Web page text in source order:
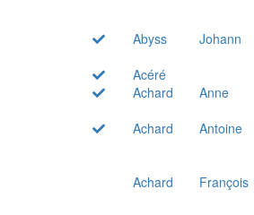
Abyss
Johann
Acéré
Achard
Anne
Achard
Antoine
Achard
François